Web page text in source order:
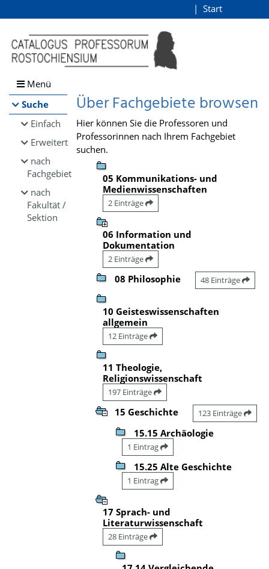
Browsen
direkt zum Inhalt
Start
Menü
Suche
Einfach
Erweitert
nach
Fachgebiet
nach
Fakultät /
Sektion
Über Fachgebiete browsen
Hier können Sie die Professoren und
Professorinnen nach Ihrem Fachgebiet
suchen.
05 Kommunikations- und
Medienwissenschaften
2 Einträge
06 Information und
Dokumentation
2 Einträge
08 Philosophie 48 Einträge
10 Geisteswissenschaften
allgemein
12 Einträge
11 Theologie,
Religionswissenschaft
197 Einträge
15 Geschichte 123 Einträge
15.15 Archäologie
1 Eintrag
15.25 Alte Geschichte
1 Eintrag
17 Sprach- und
Literaturwissenschaft
28 Einträge